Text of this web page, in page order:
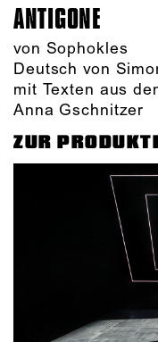
ANTIGONE
von Sophokles
Deutsch von
mit Texten aus
Anna Gschnitzer
ZUR